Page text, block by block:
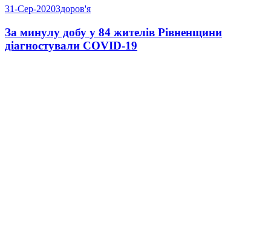
31-Сер-2020Здоров'я
За минулу добу у 84 жителів Рівненщини
діагностували COVID-19